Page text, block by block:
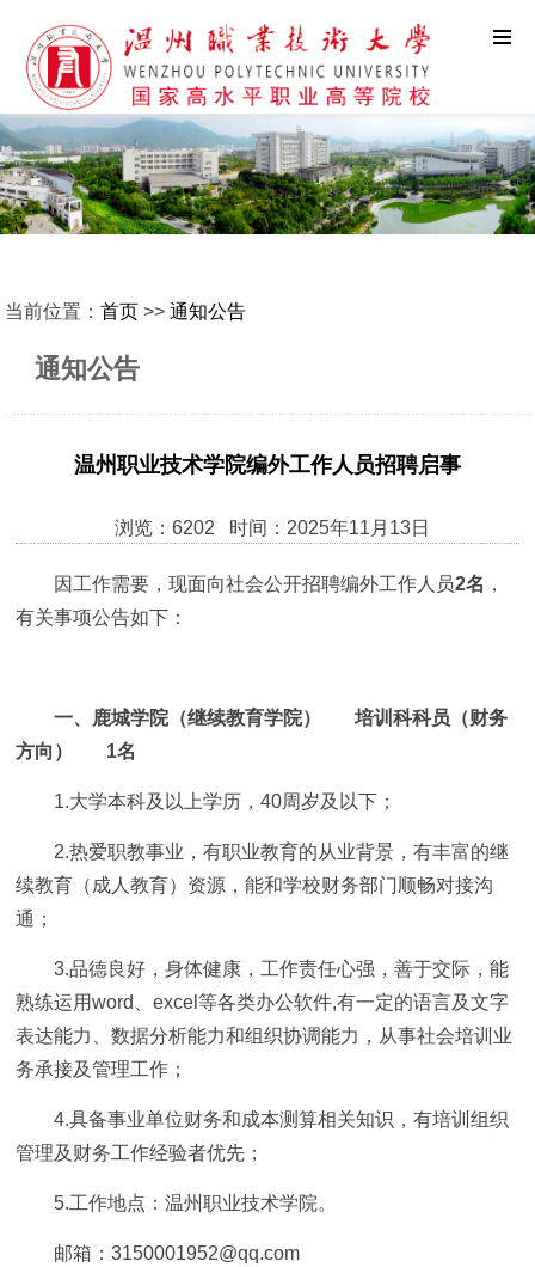
当前位置：首页 >>通知公告
通知公告
温州职业技术学院编外工作人员招聘启事
浏览：6202 时间：2025年11月13日
因工作需要，现面向社会公开招聘编外工作人员2名 ，
有关事项公告如下：
一、鹿城学院（继续教育学院） 培训科科员（财务
方向） 1名
1.大学本科及以上学历，40周岁及以下；
2.热爱职教事业，有职业教育的从业背景，有丰富的继
续教育（成人教育）资源，能和学校财务部门顺畅对接沟
通；
3.品德良好，身体健康，工作责任心强，善于交际，能
熟练运用word、excel等各类办公软件,有一定的语言及文字
表达能力、数据分析能力和组织协调能力，从事社会培训业
务承接及管理工作；
4.具备事业单位财务和成本测算相关知识，有培训组织
管理及财务工作经验者优先；
5.工作地点：温州职业技术学院。
邮箱：3150001952@qq.com